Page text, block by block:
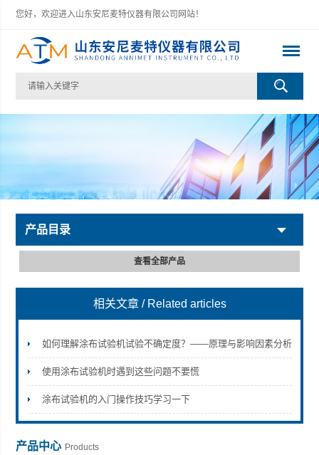
您好，欢迎进入山东安尼麦特仪器有限公司网站！
山东安尼麦特仪器有限公司
产品目录
查看全部产品
相关文章 / Related articles
如何理解涂布试验机试验不确定度？——原理与影响因素分析
使用涂布试验机时遇到这些问题不要慌
涂布试验机的入门操作技巧学习一下
产品中心 Products